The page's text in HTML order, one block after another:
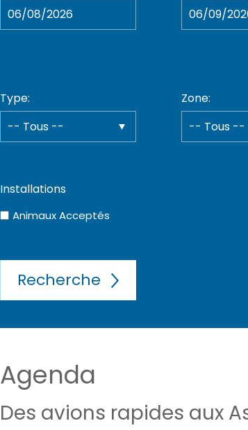
Type: Zone:
Animaux Acceptés
Agenda
Des avions rapides aux